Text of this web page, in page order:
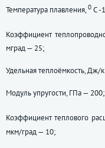
Температура плавления,0 С -
Коэффициент
мград — 25;
Удельная теплоёмкость, Дж/
Модуль упругости, ГПа — 200;
Коэффициент теплового
мкм/град — 10;